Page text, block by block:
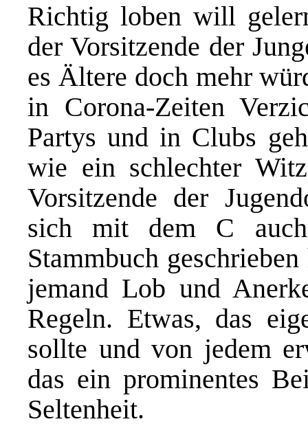
Richtig loben will
der Vorsitzende der
es Ältere doch mehr
in Corona-Zeiten
Partys und in Clubs
wie ein schlechter
Vorsitzende der
sich mit dem C
Stammbuch
jemand Lob und
Regeln. Etwas, das
sollte und von jedem
das ein prominentes
Seltenheit.